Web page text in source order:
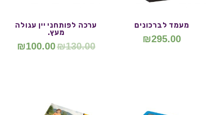
מעמד לברכונים
₪295.00
ערכה לפותחני יין עגולה
מעץ.
₪130.00
₪100.00